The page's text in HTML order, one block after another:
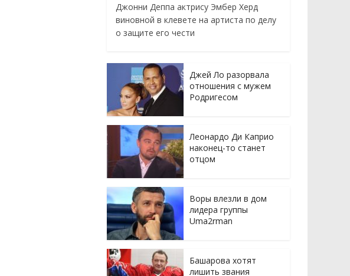
Джонни Деппа актрису Эмбер Херд
виновной в клевете на артиста по делу
о защите его чести
Джей Ло разорвала
отношения с мужем
Родригесом
Леонардо Ди Каприо
наконец-то станет
отцом
Воры влезли в дом
лидера группы
Uma2rman
Башарова хотят
лишить звания